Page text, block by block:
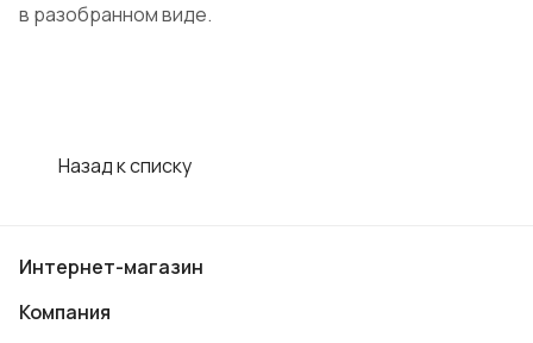
в разобранном виде.
Назад к списку
Интернет-магазин
Компания